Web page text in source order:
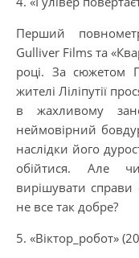
Перший
Gulliver Films та
році. За сюжетом
жителі Ліліпутії
в жахливому
неймовірний
наслідки його
обійтися. Але
вирішувати справи
не все так добре?
5. «Віктор_робот»